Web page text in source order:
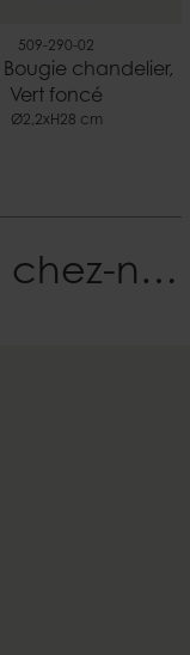
509-290-02
Bougie chandelier,
Vert foncé
Ø2,2xH28 cm
Trouvez votre style chez-nous